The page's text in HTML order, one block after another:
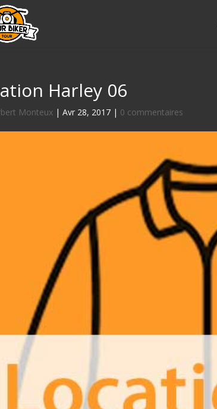
Harley 06
Monteux |Avr 28, 2017 | 0 commentaires